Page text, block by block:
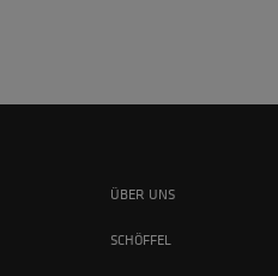
ÜBER UNS
SCHÖFFEL